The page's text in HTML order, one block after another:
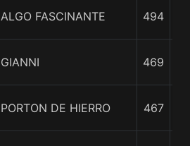
ALGO FASCINANTE 494
GIANNI 469
PORTON DE HIERRO 467